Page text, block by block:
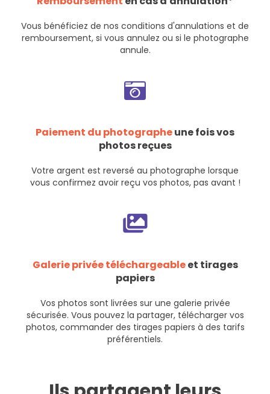
Vous bénéficiez de nos conditions d'annulations et de
remboursement, si vous annulez ou si le photographe
annule.
Paiement du photographeune fois vos
photos reçues
Votre argent est reversé au photographe lorsque
vous confirmez avoir reçu vos photos, pas avant !
Galerie privée téléchargeableet tirages
papiers
Vos photos sont livrées sur une galerie privée
sécurisée. Vous pouvez la partager, télécharger vos
photos, commander des tirages papiers à des tarifs
préférentiels.